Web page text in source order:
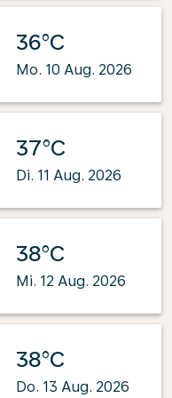
36°C
Mo. 10 Aug. 2026
37°C
Di. 11 Aug. 2026
38°C
Mi. 12 Aug. 2026
38°C
Do. 13 Aug. 2026